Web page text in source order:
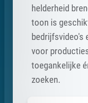
helderheid
toon is
bedrijfsvideo's
voor
toegankelijke
zoeken.